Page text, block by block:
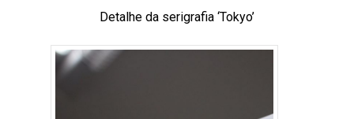
Detalhe da serigrafia ‘Tokyo’